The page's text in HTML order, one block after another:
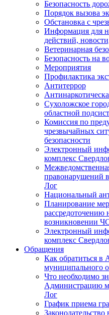
Безопасность
Порядок вызова
Обстановка с
Информация для
действий,
Ветеринарная
Безопасность на
Мероприятия
Профилактика
Антитеррор
Сухоложское
областной
Комиссия по
чрезвычайных
безопасности
Электронный
комплекс
правонарушений
Лог
Национальный
Планирование
рассредоточению
возникновении
Электронный
комплекс
Обращения
Как обратиться
муниципального
Что необходимо
Администрацию
Лог
График приема